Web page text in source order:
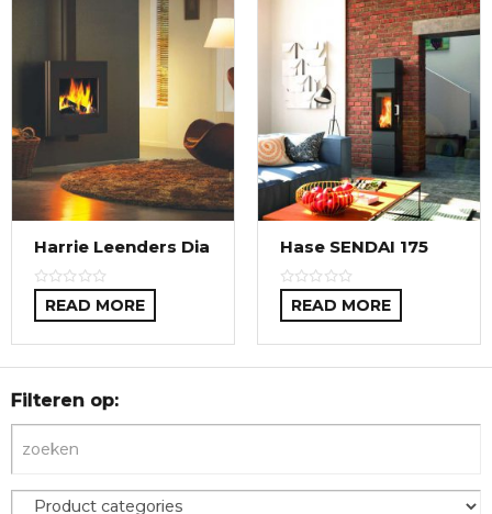
Harrie Leenders Dia
READ MORE
Hase SENDAI 175
READ MORE
Filteren op: